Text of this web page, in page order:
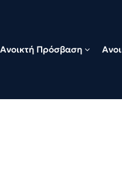
Ανοικτή Πρόσβαση